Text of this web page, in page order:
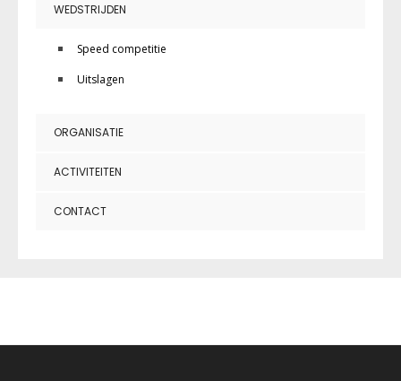
WEDSTRIJDEN
Speed competitie
Uitslagen
ORGANISATIE
ACTIVITEITEN
CONTACT